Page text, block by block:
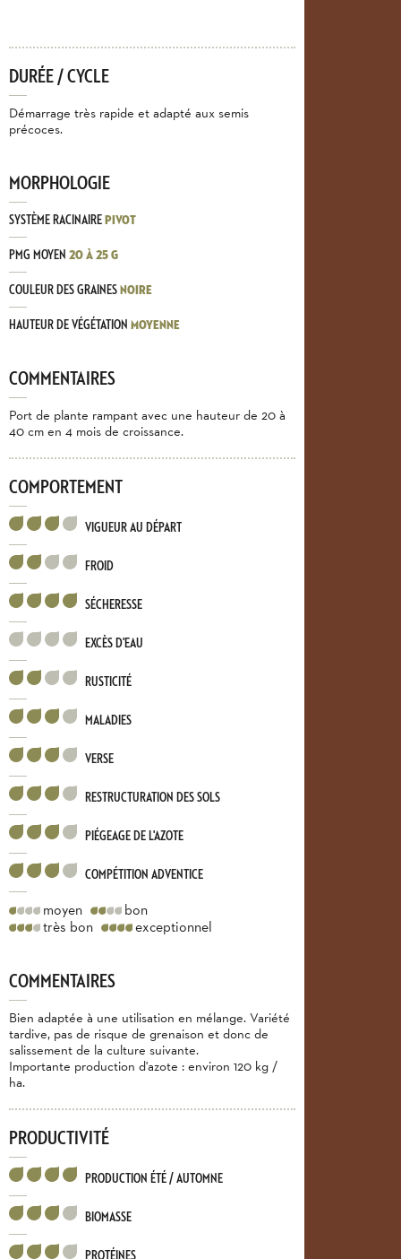
DURÉE / CYCLE
Démarrage très rapide et adapté aux semis
précoces.
MORPHOLOGIE
SYSTÈME RACINAIREPIVOT
PMG MOYEN 20 À 25 G
COULEUR DES GRAINESNOIRE
HAUTEUR DE VÉGÉTATION MOYENNE
COMMENTAIRES
Port de plante rampant avec une hauteur de 20 à
40 cm en 4 mois de croissance.
COMPORTEMENT
VIGUEUR AU DÉPART
FROID
SÉCHERESSE
EXCÈS D'EAU
RUSTICITÉ
MALADIES
VERSE
RESTRUCTURATION DES SOLS
PIÉGEAGE DE L'AZOTE
COMPÉTITION ADVENTICE
moyen
bon
très bon
exceptionnel
COMMENTAIRES
Bien adaptée à une utilisation en mélange. Variété
tardive, pas de risque de grenaison et donc de
salissement de la culture suivante.
Importante production d'azote : environ 120 kg /
ha.
PRODUCTIVITÉ
PRODUCTION ÉTÉ / AUTOMNE
BIOMASSE
PROTÉINES